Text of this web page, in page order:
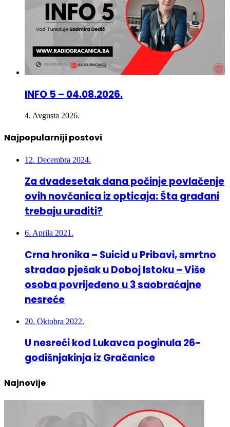
INFO 5 – 04.08.2026.
4. Avgusta 2026.
Najpopularniji postovi
12. Decembra 2024.
Za dvadesetak dana počinje povlačenje
ovih novčanica iz opticaja: Šta građani
trebaju uraditi?
6. Aprila 2021.
Crna hronika – Suicid u Pribavi, smrtno
stradao pješak u Doboj Istoku – Više
osoba povrijeđeno u 3 saobraćajne
nesreće
20. Oktobra 2022.
U nesreći kod Lukavca poginula 26-
godišnjakinja iz Gračanice
Najnovije